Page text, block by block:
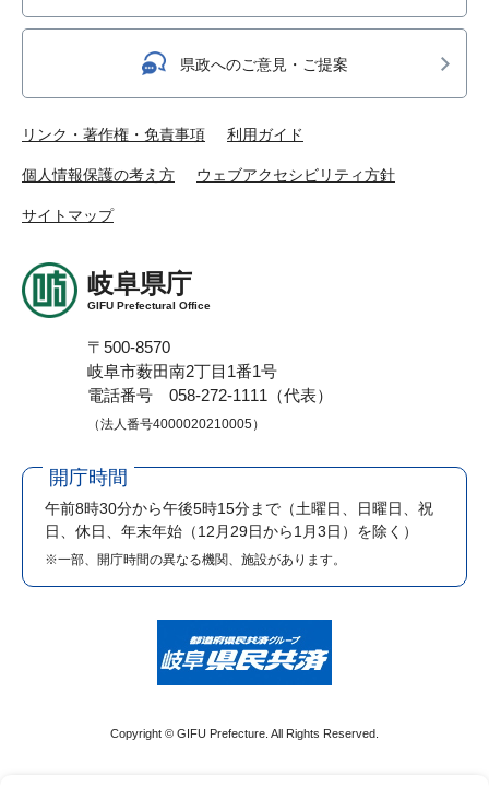
県政へのご意見・ご提案
リンク・著作権・免責事項 利用ガイド
個人情報保護の考え方 ウェブアクセシビリティ方針
サイトマップ
岐阜県庁
GIFU Prefectural Office
〒500-8570
岐阜市薮田南2丁目1番1号
電話番号 058-272-1111（代表）
（法人番号4000020210005）
開庁時間
午前8時30分から午後5時15分まで （土曜日、日曜日、祝
日、休日、年末年始（12月29日から1月3日）を除く）
※一部、開庁時間の異なる機関、施設があります。
Copyright © GIFU Prefecture. All Rights Reserved.